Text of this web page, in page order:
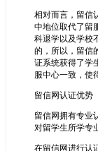
相对而言，留信
中地位取代了留
科退学以及学校
的，所以，留信
证系统获得了学
服中心一致，使
留信网认证优势
留信网拥有专业
对留学生所学专
在留信网进行认